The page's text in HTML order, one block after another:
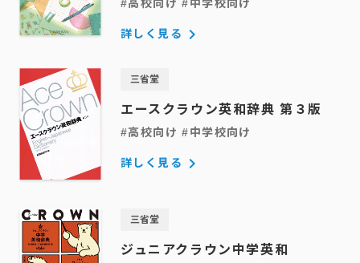
#高校向け #中学校向け
詳しく見る keyboard_arrow_right
三省堂
エースクラウン英和辞典 第３版
#高校向け #中学校向け
詳しく見る keyboard_arrow_right
三省堂
ジュニアクラウン中学英和